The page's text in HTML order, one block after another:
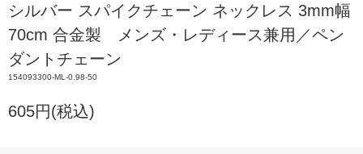
シルバー スパイクチェーン ネックレス 3mm幅
70cm 合金製 メンズ・レディース兼用／ペン
ダントチェーン
154093300-ML-0.98-50
605円(税込)